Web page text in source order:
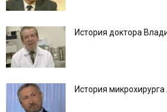
История доктора
История